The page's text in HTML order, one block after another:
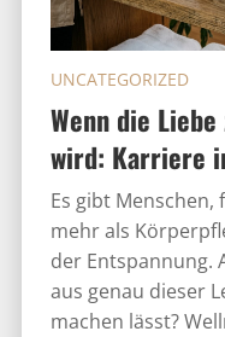
Wenn die
wird: Karriere
UNCATEGORIZED
Es gibt Menschen,
mehr als
der Entspannung.
aus genau dieser
machen lässt?